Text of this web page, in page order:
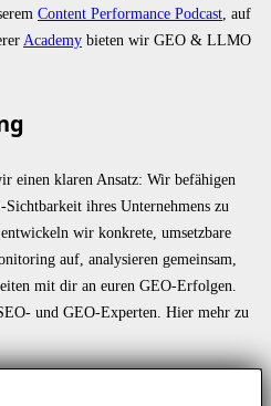
Content Performance Podcast , auf
Academy bieten wir GEO & LLMO
einen klaren Ansatz: Wir befähigen
ihres Unternehmens zu
wir konkrete, umsetzbare
auf, analysieren gemeinsam,
mit dir an euren GEO-Erfolgen.
und GEO-Experten. Hier mehr zu